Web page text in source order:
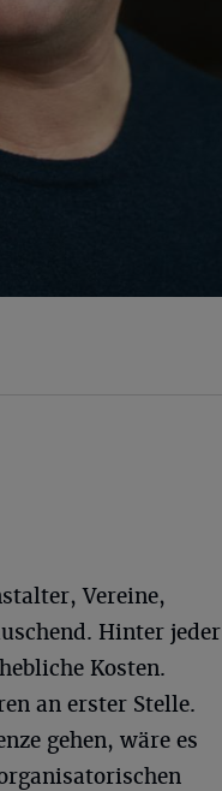
Vereine,
Hinter jeder
Kosten.
an erster Stelle.
gehen, wäre es